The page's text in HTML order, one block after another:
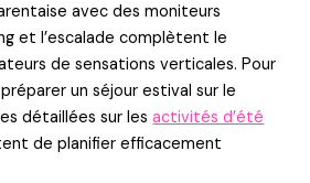
avec des moniteurs
et l’escalade complètent le
de sensations verticales. Pour
un séjour estival sur le
détaillées sur lesactivités d’été
de planifier efficacement